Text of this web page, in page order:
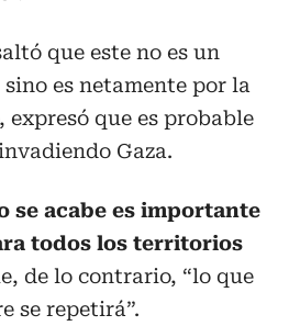
que este no es un
es netamente por la
que es probable
Gaza.
se acabe es importante
todos los territorios
de lo contrario, “lo que
se repetirá”.